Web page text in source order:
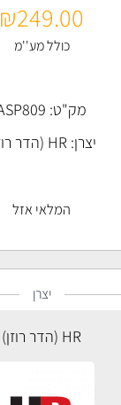
₪249.00
כולל מע''מ
מק"ט: ASP809
יצרן:HR (הדר רוזן)
המלאי אזל
יצרן
HR (הדר רוזן)